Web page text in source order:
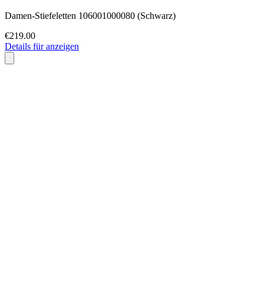
Damen-Stiefeletten 106001000080 (Schwarz)
€219.00
Details für anzeigen